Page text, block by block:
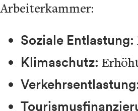
Arbeiterkammer:
Soziale Entlastung:
Klimaschutz: